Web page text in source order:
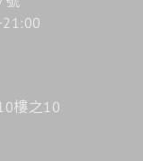
樓之10